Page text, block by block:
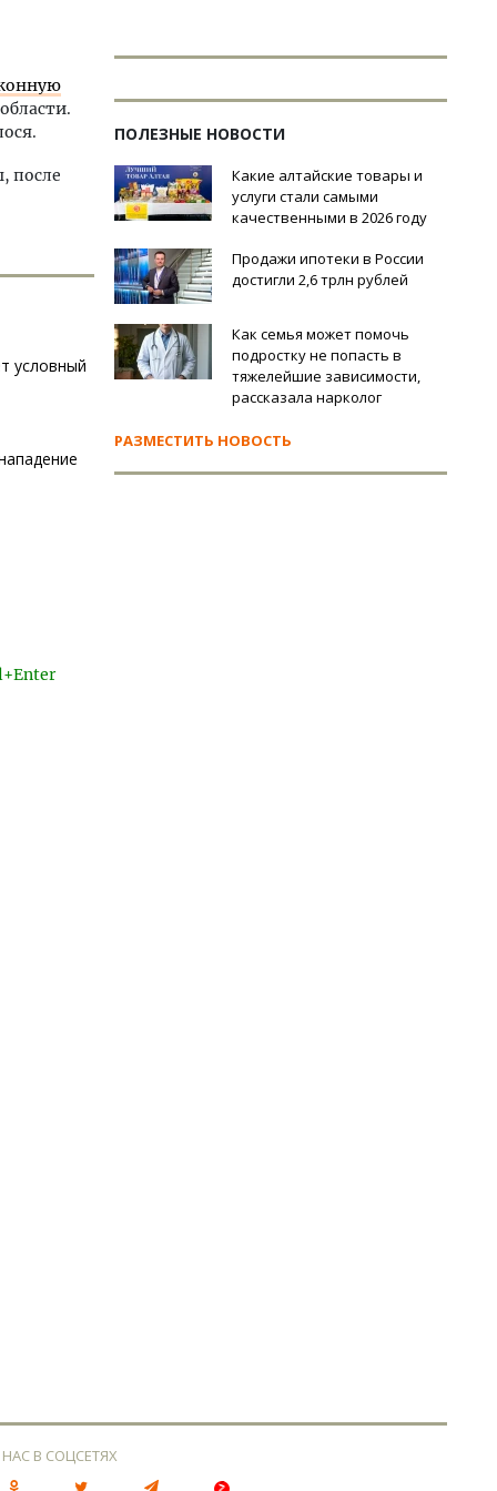
после
условный
ПОЛЕЗНЫЕ НОВОСТИ
Какие алтайские товары и
услуги стали самыми
качественными в 2026 году
Продажи ипотеки в России
достигли 2,6 трлн рублей
Как семья может помочь
подростку не попасть в
тяжелейшие зависимости,
рассказала нарколог
РАЗМЕСТИТЬ НОВОСТЬ
В СОЦСЕТЯХ